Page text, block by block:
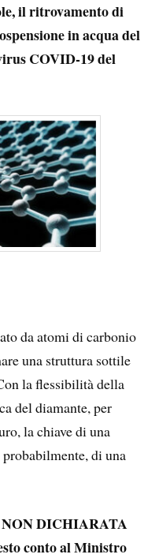
il ritrovamento di
in acqua del
COVID-19 del
da atomi di carbonio
una struttura sottile
la flessibilità della
del diamante, per
la chiave di una
di una
NON DICHIARATA
conto al Ministro